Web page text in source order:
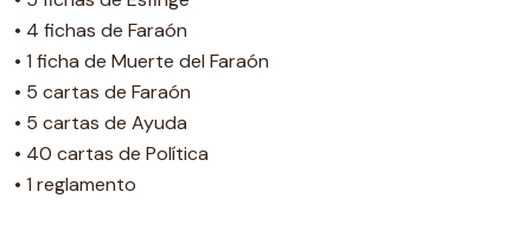
• 4 fichas de Faraón
• 1 ficha de Muerte del Faraón
• 5 cartas de Faraón
• 5 cartas de Ayuda
• 40 cartas de Política
• 1 reglamento